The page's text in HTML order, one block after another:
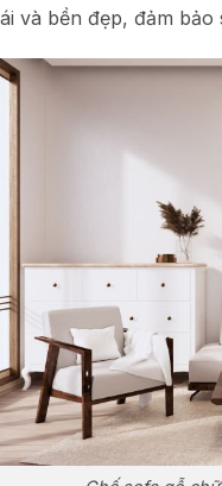
và bền đẹp, đảm